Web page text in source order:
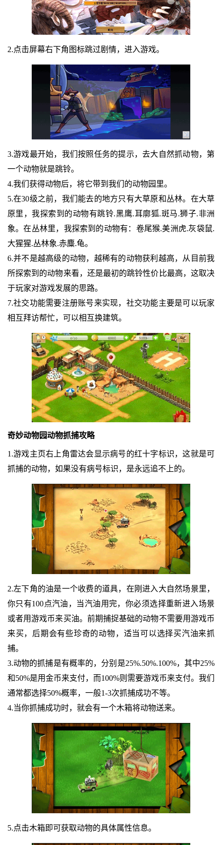
2.点击屏幕右下角图标跳过剧情，进入游戏。
3.游戏最开始，我们按照任务的提示，去大自然抓动物，第
一个动物就是跳铃。
4.我们获得动物后，将它带到我们的动物园里。
5.在30级之前，我们能去的地方只有大草原和丛林。在大草
原里，我探索到的动物有跳铃.黑鹰.耳廓狐.斑马.狮子.非洲
象。在丛林里，我探索到的动物有：卷尾猴.美洲虎.灰袋鼠.
大猩猩.丛林象.赤麋.龟。
6.并不是越高级的动物，越稀有的动物获利越高，从目前我
所探索到的动物来看，还是最初的跳铃性价比最高，这取决
于玩家对游戏发展的思路。
7.社交功能需要注册账号来实现，社交功能主要是可以玩家
相互拜访帮忙，可以相互换建筑。
奇妙动物园动物抓捕攻略
1.游戏主页右上角雷达会显示病号的红十字标识，这就是可
抓捕的动物，如果没有病号标识，是永远追不上的。
2.左下角的油是一个收费的道具，在刚进入大自然场景里，
你只有100点汽油，当汽油用完，你必须选择重新进入场景
或者用游戏币来买油。前期捕捉基础的动物不需要用游戏币
来买，后期会有些珍奇的动物，适当可以选择买汽油来抓
捕。
3.动物的抓捕是有概率的，分别是25%.50%.100%，其中25%
和50%是用金币来支付，而100%则需要游戏币来支付。我们
通常都选择50%概率，一般1-3次抓捕成功不等。
4.当你抓捕成功时，就会有一个木箱将动物送来。
5.点击木箱即可获取动物的具体属性信息。